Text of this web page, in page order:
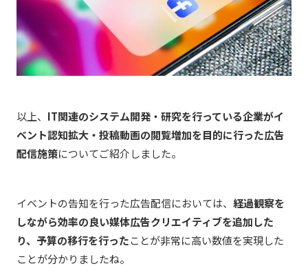
以上、 IT関連のシステム開発・研究を行っている企業がイ
ベント認知拡大・投稿動画の閲覧増加を目的に行った広告
配信施策についてご紹介しました。
イベントの告知を行った広告配信においては、 経過観察を
しながら効率の良い媒体広告クリエイティブを追加した
り、予算の移行を行ったことが非常に高い数値を実現した
ことが分かりましたね。